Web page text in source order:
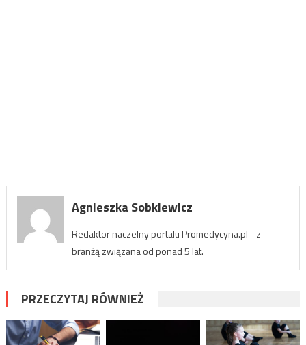
Agnieszka Sobkiewicz
Redaktor naczelny portalu Promedycyna.pl - z
branżą związana od ponad 5 lat.
PRZECZYTAJ RÓWNIEŻ